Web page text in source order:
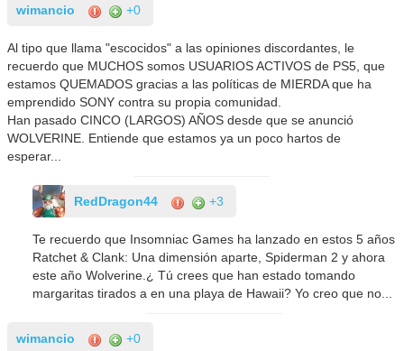
wimancio +0
Al tipo que llama "escocidos" a las opiniones discordantes, le
recuerdo que MUCHOS somos USUARIOS ACTIVOS de PS5, que
estamos QUEMADOS gracias a las políticas de MIERDA que ha
emprendido SONY contra su propia comunidad.
Han pasado CINCO (LARGOS) AÑOS desde que se anunció
WOLVERINE. Entiende que estamos ya un poco hartos de
esperar...
RedDragon44 +3
Te recuerdo que Insomniac Games ha lanzado en estos 5 años
Ratchet & Clank: Una dimensión aparte, Spiderman 2 y ahora
este año Wolverine.¿ Tú crees que han estado tomando
margaritas tirados a en una playa de Hawaii? Yo creo que no...
wimancio +0